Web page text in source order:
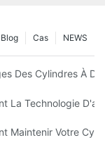
NEWS
Cas
Blog
&
Des Cylindres À
De L'impact &
La Technologie
Maintenir Votre